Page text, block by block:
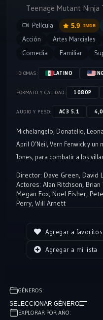
Teenage Mutant
Película 5.9 IMDB
Acción Artes Marciales
Comedia
Familiar
IDIOMAS: LATINO
FORMATO Y CALIDAD: 1080P
AUDIO Y PESO: AC3 5.1
Michelangelo, Donatello,
April O’Neil, Vern Fenwick y
Jones, para combatir a los
científico loco Baxter
Rocksteady, para llevar a
mundo.
Director: Dave Green, David
Actores: Alan Ritchson, Brian
Megan Fox, Noel Fisher,
Perry, Will Arnett
Agregar a favoritos
Agregar a mi lista
GÉNEROS:
SELECCIONAR GÉNERO
EXPLORAR POR AÑO: